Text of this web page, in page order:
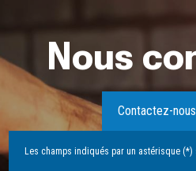
Nous
Contactez-nous
Les champs indiqués par un astérisque (*)